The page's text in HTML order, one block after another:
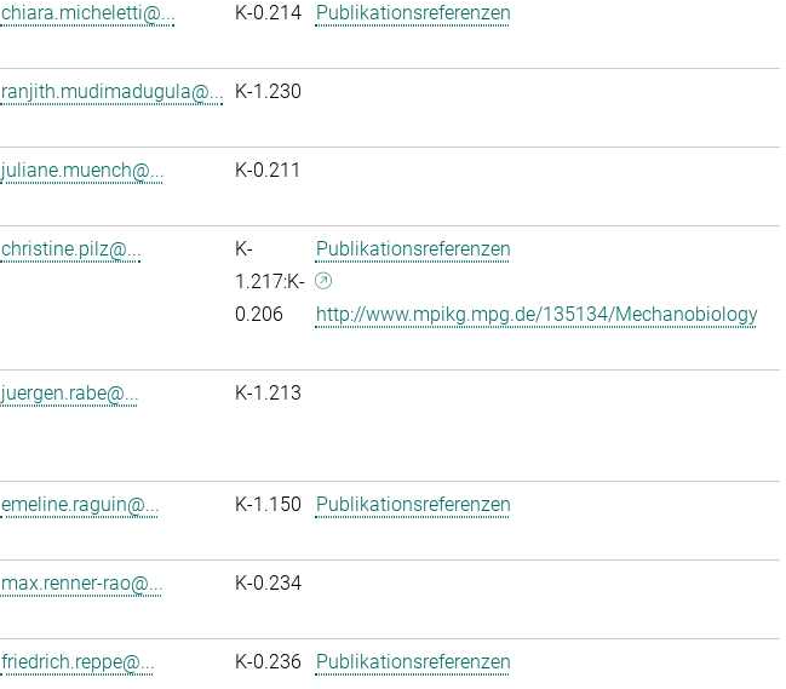
chiara.micheletti@... K-0.214 Publikationsreferenzen
ranjith.mudimadugula@... K-1.230
juliane.muench@... K-0.211
christine.pilz@...
K-
1.217:K-
0.206
Publikationsreferenzen
http://www.mpikg.mpg.de/135134/Mechanobiology
juergen.rabe@... K-1.213
emeline.raguin@... K-1.150 Publikationsreferenzen
max.renner-rao@... K-0.234
friedrich.reppe@... K-0.236 Publikationsreferenzen